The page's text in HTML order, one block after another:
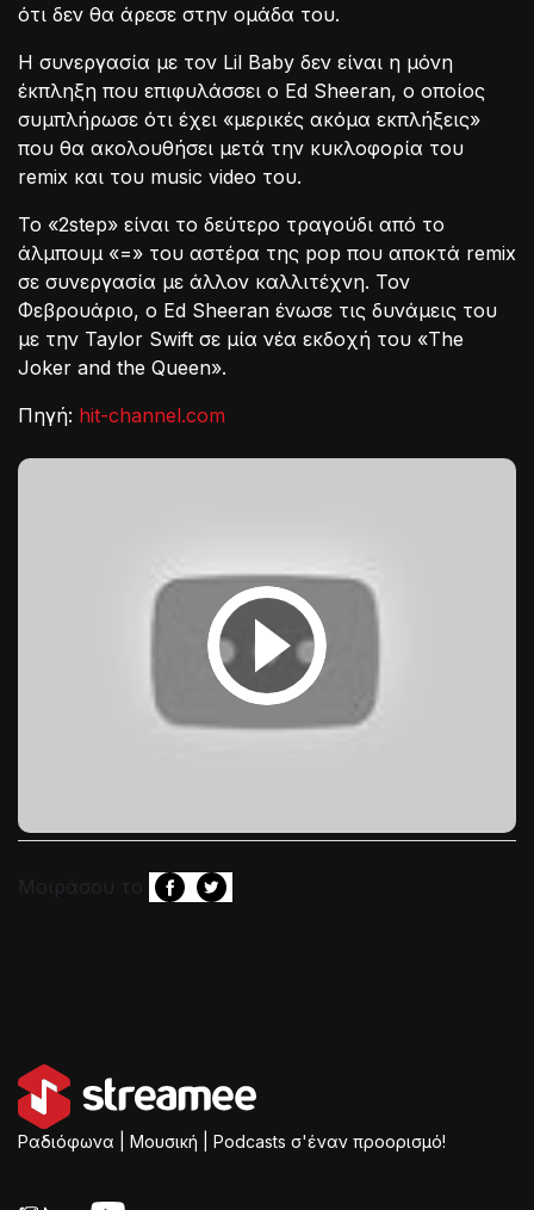
ότι δεν θα άρεσε στην ομάδα του.
Η συνεργασία με τον Lil Baby δεν είναι η μόνη
έκπληξη που επιφυλάσσει ο Ed Sheeran, ο οποίος
συμπλήρωσε ότι έχει «μερικές ακόμα εκπλήξεις»
που θα ακολουθήσει μετά την κυκλοφορία του
remix και του music video του.
Το «2step» είναι το δεύτερο τραγούδι από το
άλμπουμ «=» του αστέρα της pop που αποκτά remix
σε συνεργασία με άλλον καλλιτέχνη. Τον
Φεβρουάριο, ο Ed Sheeran ένωσε τις δυνάμεις του
με την Taylor Swift σε μία νέα εκδοχή του «The
Joker and the Queen».
Πηγή: hit-channel.com
Μοιράσου το
Ραδιόφωνα | Μουσική | Podcasts σ'έναν προορισμό!